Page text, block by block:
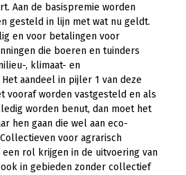
en zomerbloemen
Aan de basispremie worden
gesteld in lijn met wat nu geldt.
en voor betalingen voor
die boeren en tuinders
, klimaat- en
aandeel in pijler 1 van deze
vooraf worden vastgesteld en als
worden benut, dan moet het
hen gaan die wel aan eco-
voor agrarisch
rol krijgen in de uitvoering van
in gebieden zonder collectief